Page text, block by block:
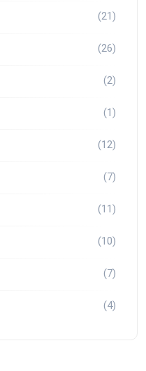
(21)
(26)
(2)
(1)
(12)
(7)
(11)
(10)
(7)
(4)